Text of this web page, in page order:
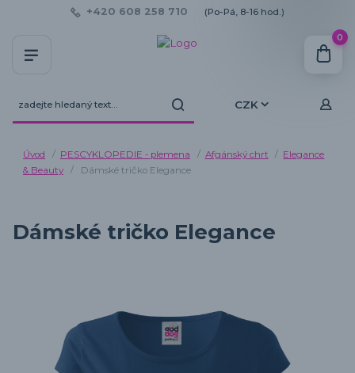
CZK
+420 608 258 710 (Po-Pá, 8-16 hod.)
0
Úvod PESCYKLOPEDIE - plemena Afgánský chrt
Elegance
& Beauty
Dámské tričko Elegance
Dámské tričko Elegance